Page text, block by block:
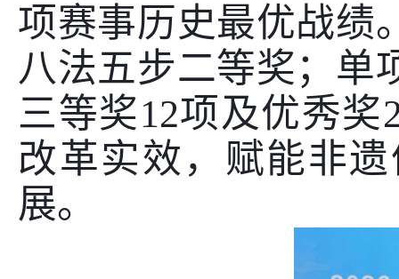
项赛事历史最优战绩
八法五步二等奖；单
三等奖12项及优秀奖
改革实效，赋能非
展。